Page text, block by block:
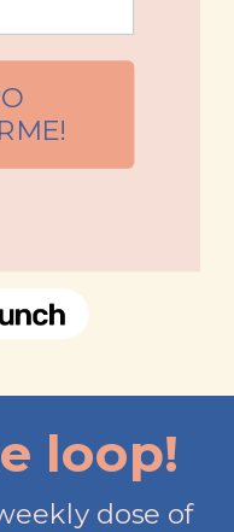
loop!
dose of